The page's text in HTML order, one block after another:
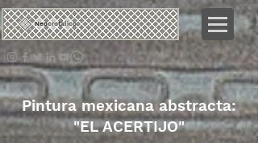
Neocrotálico
Pintura mexicana abstracta:
"EL ACERTIJO"